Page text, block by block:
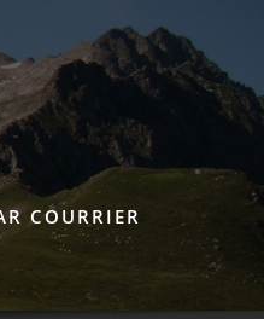
COURRIER